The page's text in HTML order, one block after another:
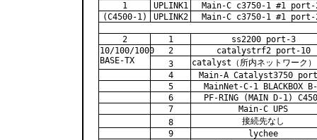
1 UPLINK1
Main-C c3750-1 #1 port-
(C4500-1)
UPLINK2 Main-C c3750-1 #1 port-
2 1
ss2200 port-3
10/100/1000
BASE-TX
2
catalystrf2 port-10
3
catalyst（所内ネットワーク
4
Main-A Catalyst3750
5
MainNet-C-1 BLACKBOX
6
PF-RING (MAIN D-1)
7
Main-C UPS
8
接続先なし
9
lychee